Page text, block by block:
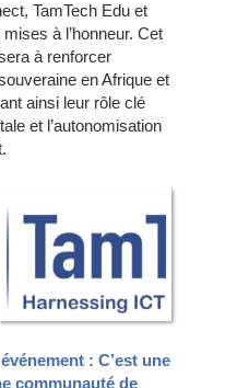
TamTech Edu et
à l’honneur. Cet
à renforcer
en Afrique et
ainsi leur rôle clé
et l’autonomisation
: C’est une
communauté de